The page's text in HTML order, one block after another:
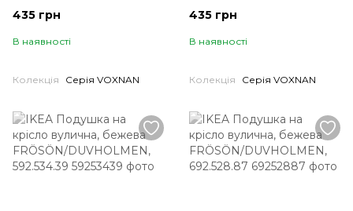
435 грн
В наявності
Колекція Серія VOXNAN
435 грн
В наявності
Колекція Серія VOXNAN